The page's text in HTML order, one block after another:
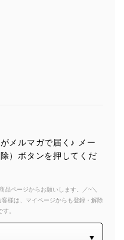
メルマガで届く♪ メー
）ボタンを押してくだ
ページからお願いします。／~＼
様は、マイページからも登録・解除
。